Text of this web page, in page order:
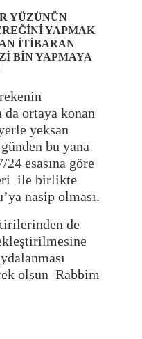
YÜZÜNÜN
YAPMAK
İTİBARAN
BİN YAPMAYA
da ortaya konan
yeksan
bu yana
esasına göre
ile birlikte
nasip olması.
de
olsun Rabbim